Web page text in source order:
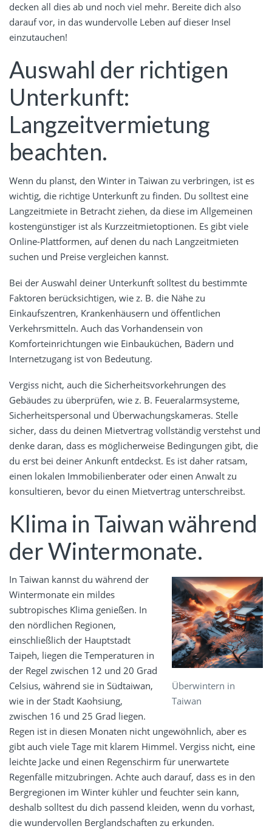
decken all dies ab und noch viel mehr. Bereite dich also
darauf vor, in das wundervolle Leben auf dieser Insel
einzutauchen!
Auswahl der richtigen
Unterkunft:
Langzeitvermietung
beachten.
Wenn du planst, den Winter in Taiwan zu verbringen, ist es
wichtig, die richtige Unterkunft zu finden. Du solltest eine
Langzeitmiete in Betracht ziehen, da diese im Allgemeinen
kostengünstiger ist als Kurzzeitmietoptionen. Es gibt viele
Online-Plattformen, auf denen du nach Langzeitmieten
suchen und Preise vergleichen kannst.
Bei der Auswahl deiner Unterkunft solltest du bestimmte
Faktoren berücksichtigen, wie z. B. die Nähe zu
Einkaufszentren, Krankenhäusern und öffentlichen
Verkehrsmitteln. Auch das Vorhandensein von
Komforteinrichtungen wie Einbauküchen, Bädern und
Internetzugang ist von Bedeutung.
Vergiss nicht, auch die Sicherheitsvorkehrungen des
Gebäudes zu überprüfen, wie z. B. Feueralarmsysteme,
Sicherheitspersonal und Überwachungskameras. Stelle
sicher, dass du deinen Mietvertrag vollständig verstehst und
denke daran, dass es möglicherweise Bedingungen gibt, die
du erst bei deiner Ankunft entdeckst. Es ist daher ratsam,
einen lokalen Immobilienberater oder einen Anwalt zu
konsultieren, bevor du einen Mietvertrag unterschreibst.
Klima in Taiwan während
der Wintermonate.
Überwintern in
Taiwan
In Taiwan kannst du während der
Wintermonate ein mildes
subtropisches Klima genießen. In
den nördlichen Regionen,
einschließlich der Hauptstadt
Taipeh, liegen die Temperaturen in
der Regel zwischen 12 und 20 Grad
Celsius, während sie in Südtaiwan,
wie in der Stadt Kaohsiung,
zwischen 16 und 25 Grad liegen.
Regen ist in diesen Monaten nicht ungewöhnlich, aber es
gibt auch viele Tage mit klarem Himmel. Vergiss nicht, eine
leichte Jacke und einen Regenschirm für unerwartete
Regenfälle mitzubringen. Achte auch darauf, dass es in den
Bergregionen im Winter kühler und feuchter sein kann,
deshalb solltest du dich passend kleiden, wenn du vorhast,
die wundervollen Berglandschaften zu erkunden.